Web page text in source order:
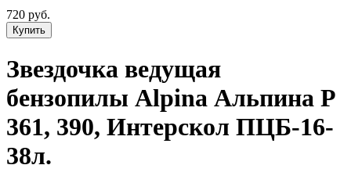
720 руб.
Купить
Звездочка ведущая
бензопилы Alpina Альпина P
361, 390, Интерскол ПЦБ-16-
38л.